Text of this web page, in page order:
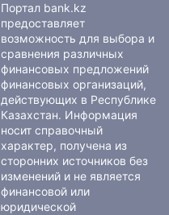
Портал bank.kz
предоставляет
возможность для выбора и
сравнения различных
финансовых предложений
финансовых организаций,
действующих в Республике
Казахстан. Информация
носит справочный
характер, получена из
сторонних источников без
изменений и не является
финансовой или
юридической